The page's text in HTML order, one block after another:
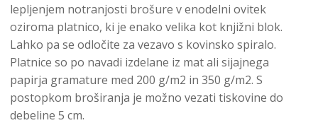
lepljenjem notranjosti brošure v enodelni ovitek
oziroma platnico, ki je enako velika kot knjižni blok.
Lahko pa se odločite za vezavo s kovinsko spiralo.
Platnice so po navadi izdelane iz mat ali sijajnega
papirja gramature med 200 g/m2 in 350 g/m2. S
postopkom broširanja je možno vezati tiskovine do
debeline 5 cm.